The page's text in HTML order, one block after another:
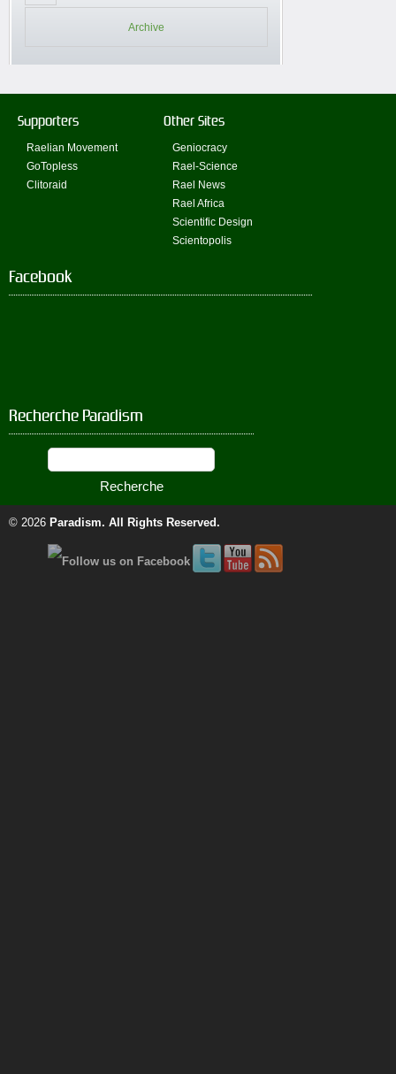
Archive
Supporters
Raelian Movement
GoTopless
Clitoraid
Other Sites
Geniocracy
Rael-Science
Rael News
Rael Africa
Scientific Design
Scientopolis
Facebook
Recherche Paradism
© 2026 Paradism. All Rights Reserved.